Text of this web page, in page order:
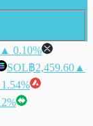
▲ 0.10%
SOL฿2,459.60 ▲